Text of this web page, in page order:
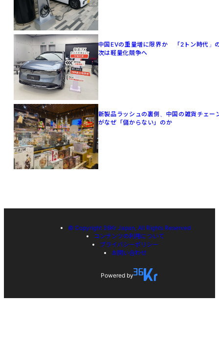
中国EVの重量増に限界か 「2トン時代」
次は軽量化競争へ
新製品ラッシュの裏側、中国の雑貨チェー
がなぜ「儲からない」のか
© Copyright 36Kr Japan, All Rights Reserved
コンテンツの利用について
プライバシーポリシー
お問い合わせ
Powered by